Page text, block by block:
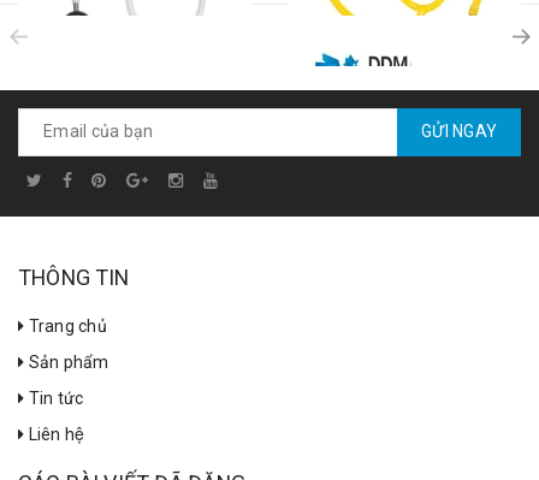
Liên hệ
Ống nghe chống lây nhiễm chéo
Liên hệGỬI NGAY
THÔNG TIN
Trang chủ
Sản phẩm
Tin tức
Liên hệ